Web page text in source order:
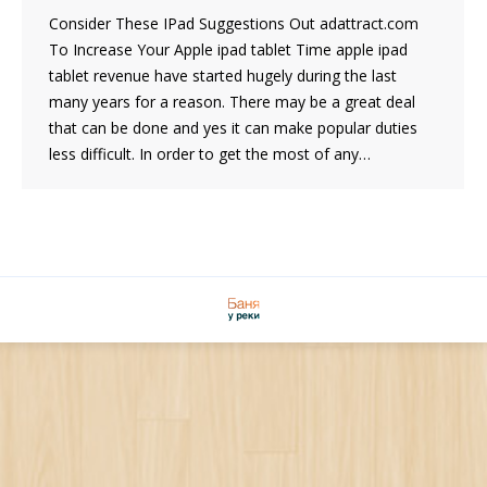
Consider These IPad Suggestions Out adattract.com
To Increase Your Apple ipad tablet Time apple ipad
tablet revenue have started hugely during the last
many years for a reason. There may be a great deal
that can be done and yes it can make popular duties
less difficult. In order to get the most of any…